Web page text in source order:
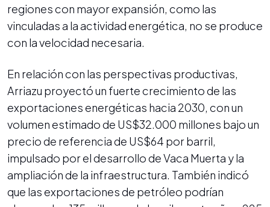
regiones con mayor expansión, como las
vinculadas a la actividad energética, no se produce
con la velocidad necesaria.
En relación con las perspectivas productivas,
Arriazu proyectó un fuerte crecimiento de las
exportaciones energéticas hacia 2030, con un
volumen estimado de US$32.000 millones bajo un
precio de referencia de US$64 por barril,
impulsado por el desarrollo de Vaca Muerta y la
ampliación de la infraestructura. También indicó
que las exportaciones de petróleo podrían